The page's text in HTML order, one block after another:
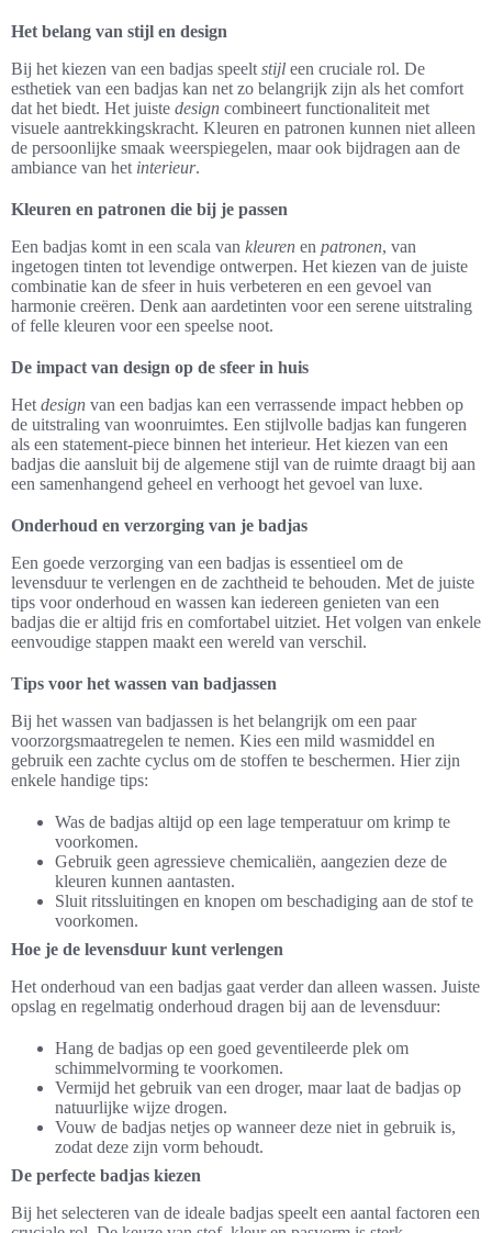
Het belang van stijl en design
Bij het kiezen van een badjas speelt stijl een cruciale rol. De
esthetiek van een badjas kan net zo belangrijk zijn als het comfort
dat het biedt. Het juiste design combineert functionaliteit met
visuele aantrekkingskracht. Kleuren en patronen kunnen niet alleen
de persoonlijke smaak weerspiegelen, maar ook bijdragen aan de
ambiance van het interieur.
Kleuren en patronen die bij je passen
Een badjas komt in een scala van kleuren en patronen, van
ingetogen tinten tot levendige ontwerpen. Het kiezen van de juiste
combinatie kan de sfeer in huis verbeteren en een gevoel van
harmonie creëren. Denk aan aardetinten voor een serene uitstraling
of felle kleuren voor een speelse noot.
De impact van design op de sfeer in huis
Het design van een badjas kan een verrassende impact hebben op
de uitstraling van woonruimtes. Een stijlvolle badjas kan fungeren
als een statement-piece binnen het interieur. Het kiezen van een
badjas die aansluit bij de algemene stijl van de ruimte draagt bij aan
een samenhangend geheel en verhoogt het gevoel van luxe.
Onderhoud en verzorging van je badjas
Een goede verzorging van een badjas is essentieel om de
levensduur te verlengen en de zachtheid te behouden. Met de juiste
tips voor onderhoud en wassen kan iedereen genieten van een
badjas die er altijd fris en comfortabel uitziet. Het volgen van enkele
eenvoudige stappen maakt een wereld van verschil.
Tips voor het wassen van badjassen
Bij het wassen van badjassen is het belangrijk om een paar
voorzorgsmaatregelen te nemen. Kies een mild wasmiddel en
gebruik een zachte cyclus om de stoffen te beschermen. Hier zijn
enkele handige tips:
Was de badjas altijd op een lage temperatuur om krimp te
voorkomen.
Gebruik geen agressieve chemicaliën, aangezien deze de
kleuren kunnen aantasten.
Sluit ritssluitingen en knopen om beschadiging aan de stof te
voorkomen.
Hoe je de levensduur kunt verlengen
Het onderhoud van een badjas gaat verder dan alleen wassen. Juiste
opslag en regelmatig onderhoud dragen bij aan de levensduur:
Hang de badjas op een goed geventileerde plek om
schimmelvorming te voorkomen.
Vermijd het gebruik van een droger, maar laat de badjas op
natuurlijke wijze drogen.
Vouw de badjas netjes op wanneer deze niet in gebruik is,
zodat deze zijn vorm behoudt.
De perfecte badjas kiezen
Bij het selecteren van de ideale badjas speelt een aantal factoren een